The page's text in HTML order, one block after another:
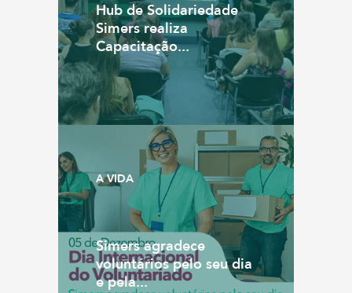
Hub de Solidariedade
Simers realiza
Capacitação...
A VIDA
Simers agradece
voluntários pelo seu dia
e pela...